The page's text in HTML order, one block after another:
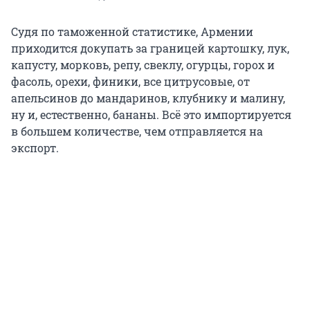
Судя по таможенной статистике, Армении
приходится докупать за границей картошку, лук,
капусту, морковь, репу, свеклу, огурцы, горох и
фасоль, орехи, финики, все цитрусовые, от
апельсинов до мандаринов, клубнику и малину,
ну и, естественно, бананы. Всё это импортируется
в большем количестве, чем отправляется на
экспорт.